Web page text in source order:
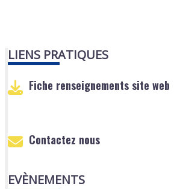
LIENS PRATIQUES
Fiche renseignements site web
Contactez nous
EVÈNEMENTS